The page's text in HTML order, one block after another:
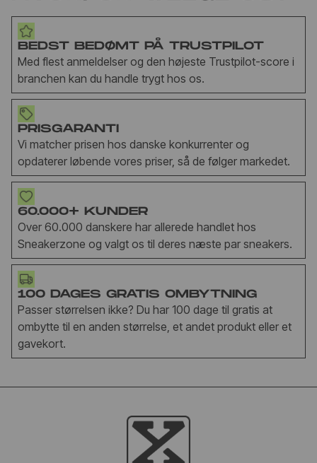
BEDST BEDØMT PÅ TRUSTPILOT
Med flest anmeldelser og den højeste Trustpilot-score i
branchen kan du handle trygt hos os.
PRISGARANTI
Vi matcher prisen hos danske konkurrenter og
opdaterer løbende vores priser, så de følger markedet.
60.000+ KUNDER
Over 60.000 danskere har allerede handlet hos
Sneakerzone og valgt os til deres næste par sneakers.
100 DAGES GRATIS OMBYTNING
Passer størrelsen ikke? Du har 100 dage til gratis at
ombytte til en anden størrelse, et andet produkt eller et
gavekort.